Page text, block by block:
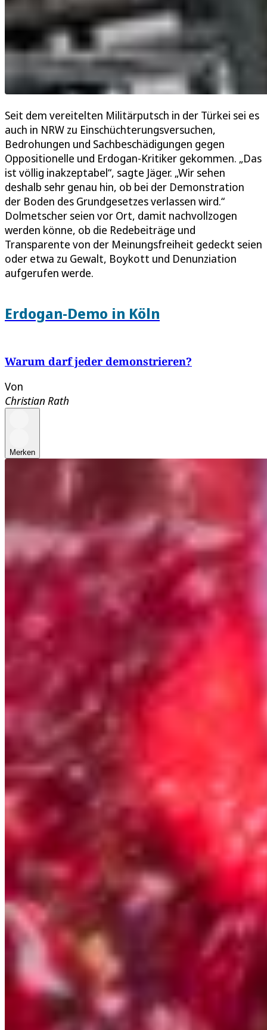
Seit dem vereitelten Militärputsch in der Türkei sei es
auch in NRW zu Einschüchterungsversuchen,
Bedrohungen und Sachbeschädigungen gegen
Oppositionelle und Erdogan-Kritiker gekommen. „Das
ist völlig inakzeptabel“, sagte Jäger. „Wir sehen
deshalb sehr genau hin, ob bei der Demonstration
der Boden des Grundgesetzes verlassen wird.“
Dolmetscher seien vor Ort, damit nachvollzogen
werden könne, ob die Redebeiträge und
Transparente von der Meinungsfreiheit gedeckt seien
oder etwa zu Gewalt, Boykott und Denunziation
aufgerufen werde.
Erdogan-Demo in Köln
Warum darf jeder demonstrieren?
Von
Christian Rath
Merken